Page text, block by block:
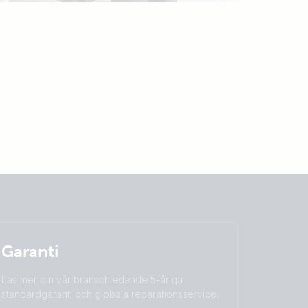
Garanti
Läs mer om vår branschledande 5-åriga
standardgaranti och globala reparationsservice.